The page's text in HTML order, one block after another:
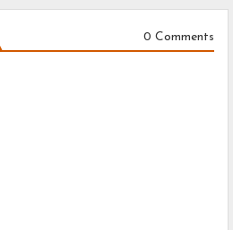
0 Comments